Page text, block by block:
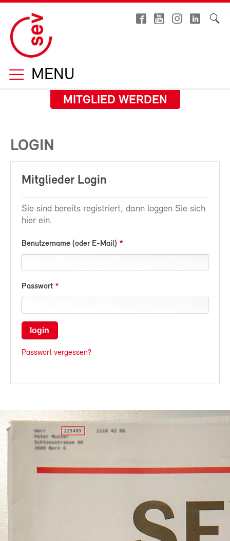
MENU
MITGLIED WERDEN
LOGIN
Mitglieder Login
Sie sind bereits registriert, dann loggen Sie sich
hier ein.
Benutzername (oder E-Mail)
Passwort
login
Passwort vergessen?